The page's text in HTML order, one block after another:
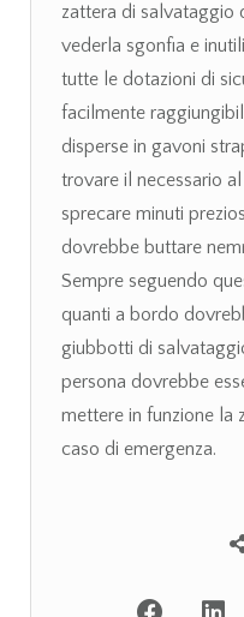
zattera di salvataggio
vederla sgonfia e
tutte le dotazioni di
facilmente
disperse in gavoni
trovare il necessario
sprecare minuti
dovrebbe buttare
Sempre seguendo
quanti a bordo
giubbotti di
persona dovrebbe
mettere in funzione la
caso di emergenza.